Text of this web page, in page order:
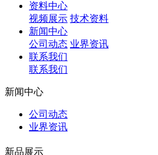
资料中心
视频展示 技术资料
新闻中心
公司动态 业界资讯
联系我们
联系我们
新闻中心
公司动态
业界资讯
新品展示